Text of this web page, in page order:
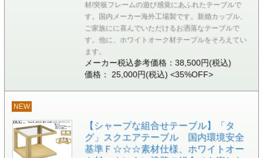
材/突板フレームの遊び感覚にあふれたテーブルで
す。国内メーカー海外工場製です。新婚カップル、
ご家族にに喜んでいただけるお洒落なテーブルで
す。他に、ホワイトオーク材テーブルをそろえてい
ます。
メーカー税込参考価格：38,500円(税込)
価格： 25,000円(税込) <35%OFF>
NEW
【シャープな組合せテーブル】「タ
グ」スクエアテーブル 国内環境安全
基準Ｆ☆☆☆素材仕様、ホワイトオー